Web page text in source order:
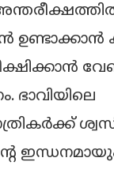
ഉണ്ടാക്കാൻ
ഭാവിയിലെ